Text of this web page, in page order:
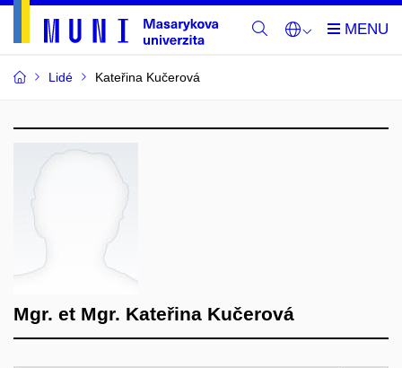
Lidé Kateřina Kučerová
Mgr. et Mgr. Kateřina Kučerová